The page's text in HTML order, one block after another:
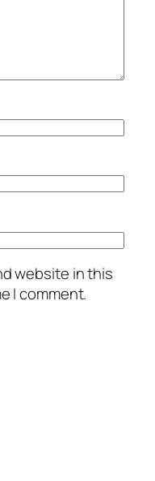
website in this
I comment.